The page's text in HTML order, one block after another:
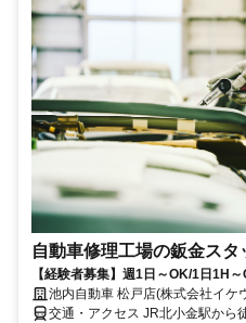
自動車修理工場の鈑金スタ
【経験者募集】週1日～OK/1日1H～
池内自動車 松戸店(株式会社イケ
交通・アクセス JR北小金駅から